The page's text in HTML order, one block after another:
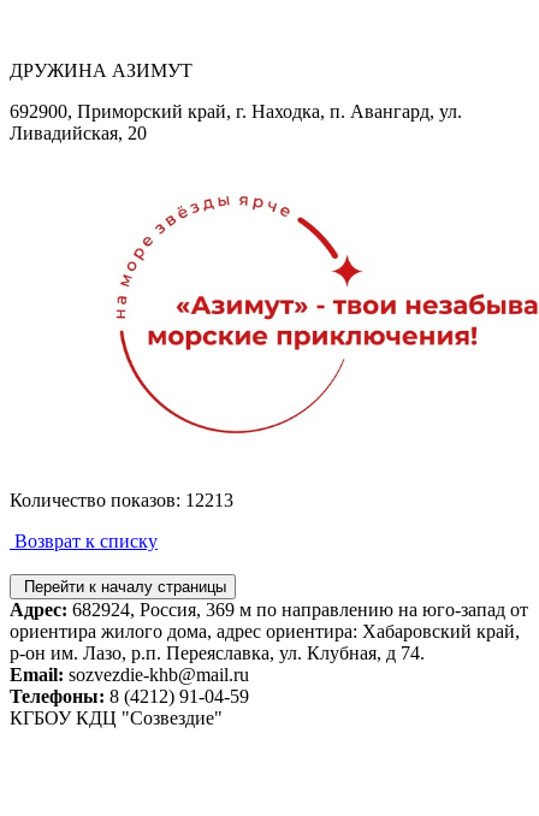
ДРУЖИНА АЗИМУТ
692900, Приморский край, г. Находка, п. Авангард, ул.
Ливадийская, 20
Количество показов: 12213
Возврат к списку
Перейти к началу страницы
Адрес: 682924, Россия, 369 м по направлению на юго-запад от
ориентира жилого дома, адрес ориентира: Хабаровский край,
р-он им. Лазо, р.п. Переяславка, ул. Клубная, д 74.
Email: sozvezdie-khb@mail.ru
Телефоны: 8 (4212) 91-04-59
КГБОУ КДЦ "Созвездие"